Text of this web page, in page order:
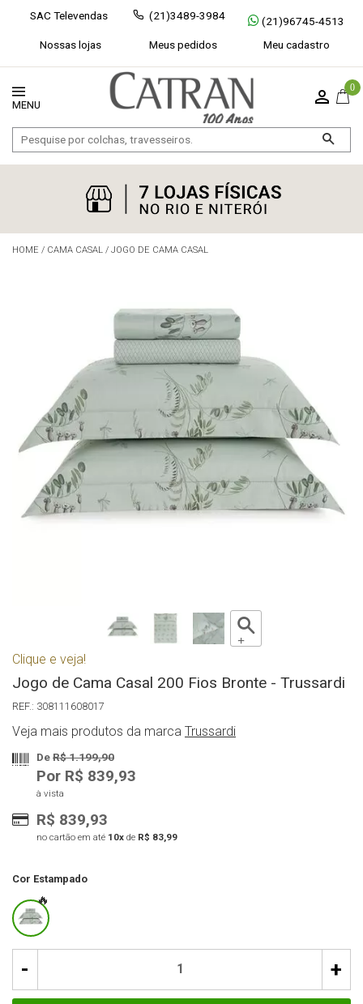
SAC Televendas (21)3489-3984
(21)96745-4513
Nossas lojas
Meus pedidos Meu cadastro
0
Exibir todos Fechar [×]
HOME / CAMA CASAL / JOGO DE CAMA CASAL
Clique e veja!
Jogo de Cama Casal 200 Fios Bronte - Trussardi
308111608017
Veja mais produtos da marca Trussardi
DeR$ 1.199,90
Por R$ 839,93
à vista
R$ 839,93
no cartão em até 10x de R$ 83,99
Cor Estampado
- +